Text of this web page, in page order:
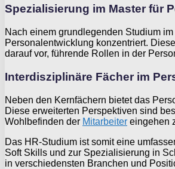
Spezialisierung im Master für
Nach einem grundlegenden Studium
Personalentwicklung konzentriert.
darauf vor, führende Rollen in der
Interdisziplinäre Fächer im
Neben den Kernfächern bietet das
Diese erweiterten Perspektiven sind
Wohlbefinden der Mitarbeiter eingehen
Das HR-Studium ist somit eine
Soft Skills und zur Spezialisierung in
in verschiedensten Branchen und